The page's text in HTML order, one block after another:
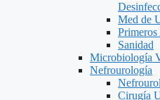
Med de
Sanidad
Microbiología
Nefrourología
Cirugía